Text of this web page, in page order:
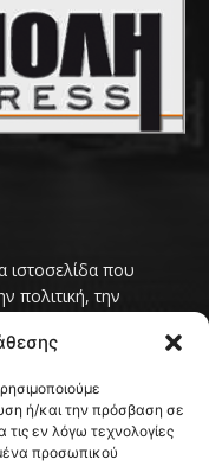
ή/και την πρόσβαση σε
εν λόγω τεχνολογίες
προσωπικού
ιστοσελίδα που
πολιτική, την
και των